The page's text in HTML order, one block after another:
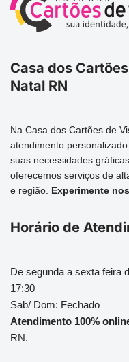
Casa dos
Natal RN
Na Casa dos Cartões de
atendimento
suas necessidades
oferecemos serviços de
e região. Experimente
Horário de
De segunda a sexta feira
17:30
Sab/ Dom: Fechado
Atendimento 100%
RN.